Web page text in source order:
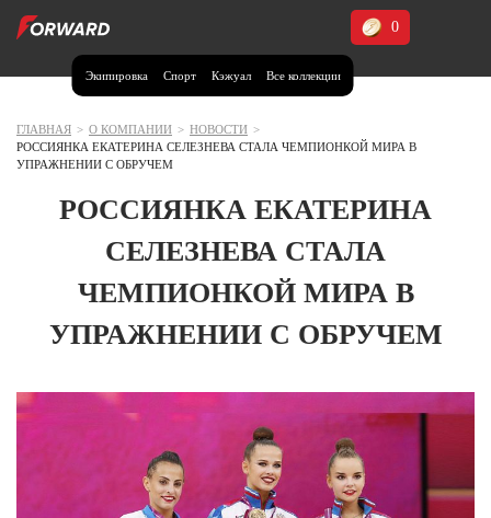
Экипировка Спорт Кэжуал Все коллекции
0
Москва и МО
Волгоградская область (1)
Кемеровская область (2)
Курская область (1)
Москва и МО (14)
Нижегородская область (1)
Новосибирская область (3)
ГЛАВНАЯ > О КОМПАНИИ > НОВОСТИ >
РОССИЯНКА ЕКАТЕРИНА СЕЛЕЗНЕВА СТАЛА ЧЕМПИОНКОЙ МИРА В
УПРАЖНЕНИИ С ОБРУЧЕМ
РОССИЯНКА ЕКАТЕРИНА
СЕЛЕЗНЕВА СТАЛА
ЧЕМПИОНКОЙ МИРА В
УПРАЖНЕНИИ С ОБРУЧЕМ